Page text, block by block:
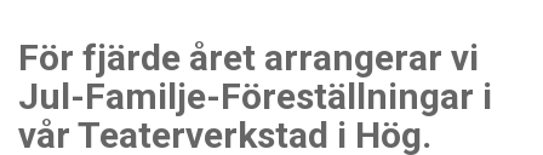
För fjärde året arrangerar vi
Jul-Familje-Föreställningar i
vår Teaterverkstad i Hög.